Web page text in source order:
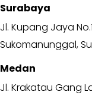
Surabaya
Jl. Kupang Jaya
Sukomanunggal,
Medan
Jl. Krakatau Gang